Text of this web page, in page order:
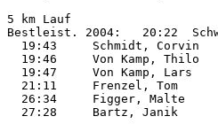
5 km Lauf
Bestleist. 2004:   20:22
19:43     Schmidt, Corvin
19:46     Von Kamp, Thilo
19:47     Von Kamp, Lars
21:11     Frenzel, Tom
26:34     Figger, Malte
27:28     Bartz, Janik